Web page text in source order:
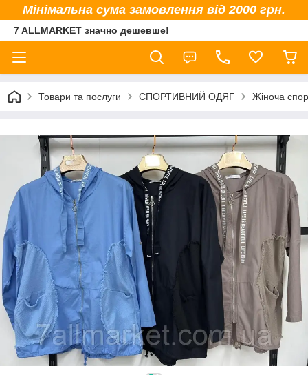
Мінімальна сума замовлення від 2000 грн.
7 ALLMARKET значно дешевше!
Товари та послуги СПОРТИВНИЙ ОДЯГ Жіноча